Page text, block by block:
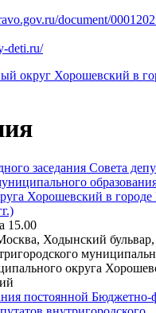
округ Хорошевский в
заседания Совета
Хорошевский в
15.00
Ходынский
округа
постоянной